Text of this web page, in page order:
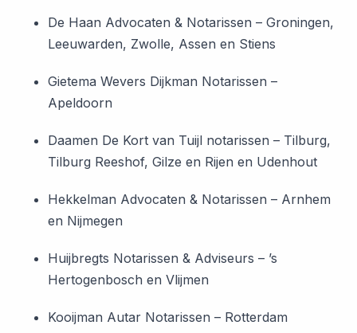
De Haan Advocaten & Notarissen – Groningen,
Leeuwarden, Zwolle, Assen en Stiens
Gietema Wevers Dijkman Notarissen –
Apeldoorn
Daamen De Kort van Tuijl notarissen – Tilburg,
Tilburg Reeshof, Gilze en Rijen en Udenhout
Hekkelman Advocaten & Notarissen – Arnhem
en Nijmegen
Huijbregts Notarissen & Adviseurs – ’s
Hertogenbosch en Vlijmen
Kooijman Autar Notarissen – Rotterdam